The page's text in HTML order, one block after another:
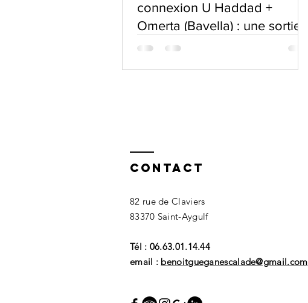
connexion U Haddad +
Omerta (Bavella) : une sortie
sous la pluie !
Contact
82 rue de Claviers
83370 Saint-Aygulf
Tél : 06.63.01.14.44
email : benoitgueganescalade@gmail.com